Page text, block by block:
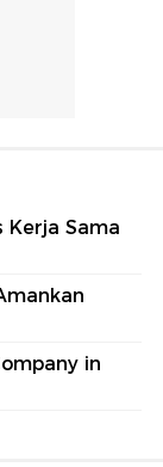
Kerja Sama
in